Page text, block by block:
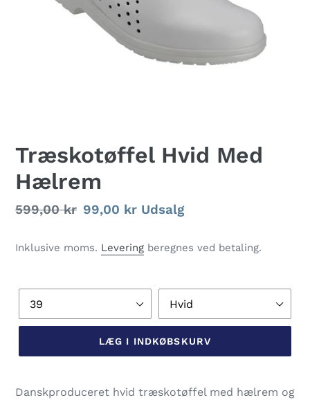
Træskotøffel Hvid Med
Hælrem
Normalpris
599,00 kr Udsalgspris
99,00 kr Udsalg
Inklusive moms. Levering beregnes ved betaling.
LÆG I INDKØBSKURV
produkt
Danskproduceret hvid træskotøffel med hælrem og